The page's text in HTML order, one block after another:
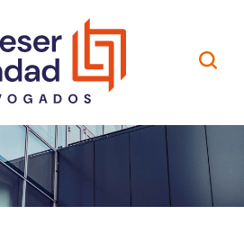
Contato